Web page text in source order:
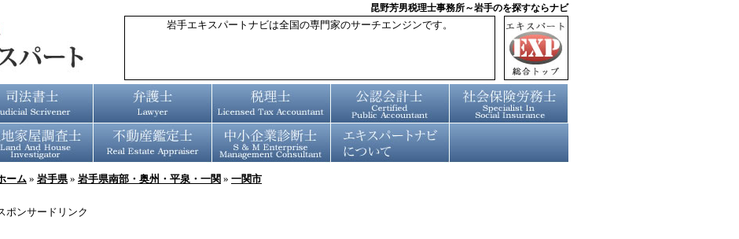
昆野芳男税理士事務所～岩手のを探すならナビ
岩手エキスパートナビは全国の専門家のサーチエンジンです。
ーム » 岩手県» 岩手県南部・奥州・平泉・一関 » 一関市
ポンサードリンク